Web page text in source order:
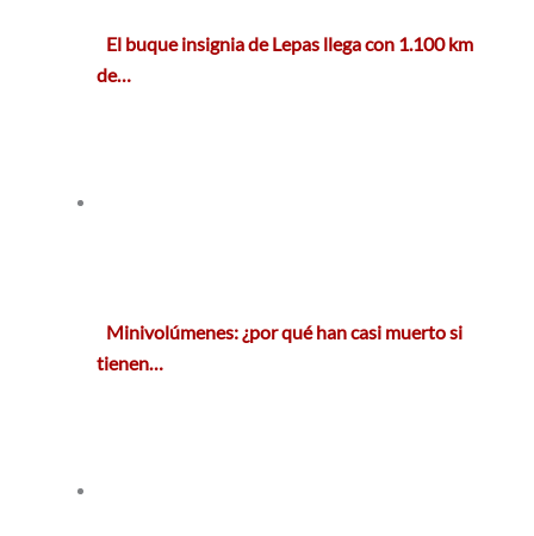
El buque insignia de Lepas llega con 1.100 km
de…
Minivolúmenes: ¿por qué han casi muerto si
tienen…